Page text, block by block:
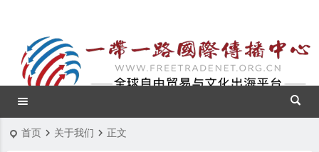
首页 关于我们 正文